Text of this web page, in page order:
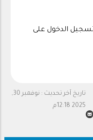
تسجيل الدخول على
تاريخ آخر تحديث :
نوفمبر 30,
2025 12:18م